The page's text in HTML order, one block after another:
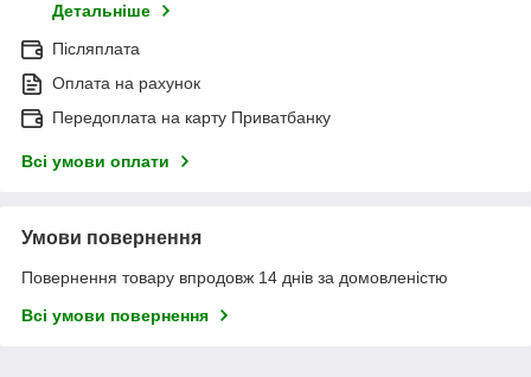
Детальніше
Післяплата
Оплата на рахунок
Передоплата на карту Приватбанку
Всі умови оплати
Умови повернення
Повернення товару впродовж 14 днів за домовленістю
Всі умови повернення